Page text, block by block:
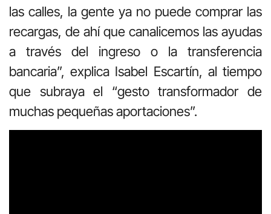
las calles, la gente ya no puede comprar las
recargas, de ahí que canalicemos las ayudas
a través del ingreso o la transferencia
bancaria”, explica Isabel Escartín, al tiempo
que subraya el “gesto transformador de
muchas pequeñas aportaciones”.